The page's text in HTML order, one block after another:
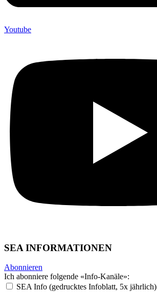
Youtube
SEA INFORMATIONEN
Abonnieren
Ich abonniere folgende «Info-Kanäle»:
SEA Info (gedrucktes Infoblatt, 5x jährlich)